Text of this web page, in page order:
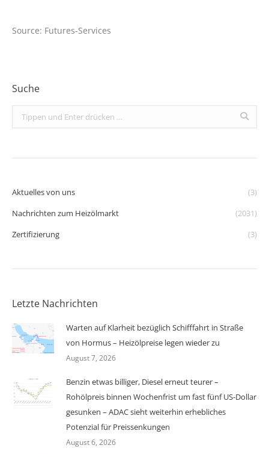
Source: Futures-Services
Suche
Search:
Aktuelles von uns
(3)
Nachrichten zum Heizölmarkt
(2031)
Zertifizierung
(3)
Letzte Nachrichten
Warten auf Klarheit bezüglich Schifffahrt in Straße
von Hormus – Heizölpreise legen wieder zu
August 7, 2026
Benzin etwas billiger, Diesel erneut teurer –
Rohölpreis binnen Wochenfrist um fast fünf US-Dollar
gesunken – ADAC sieht weiterhin erhebliches
Potenzial für Preissenkungen
August 6, 2026